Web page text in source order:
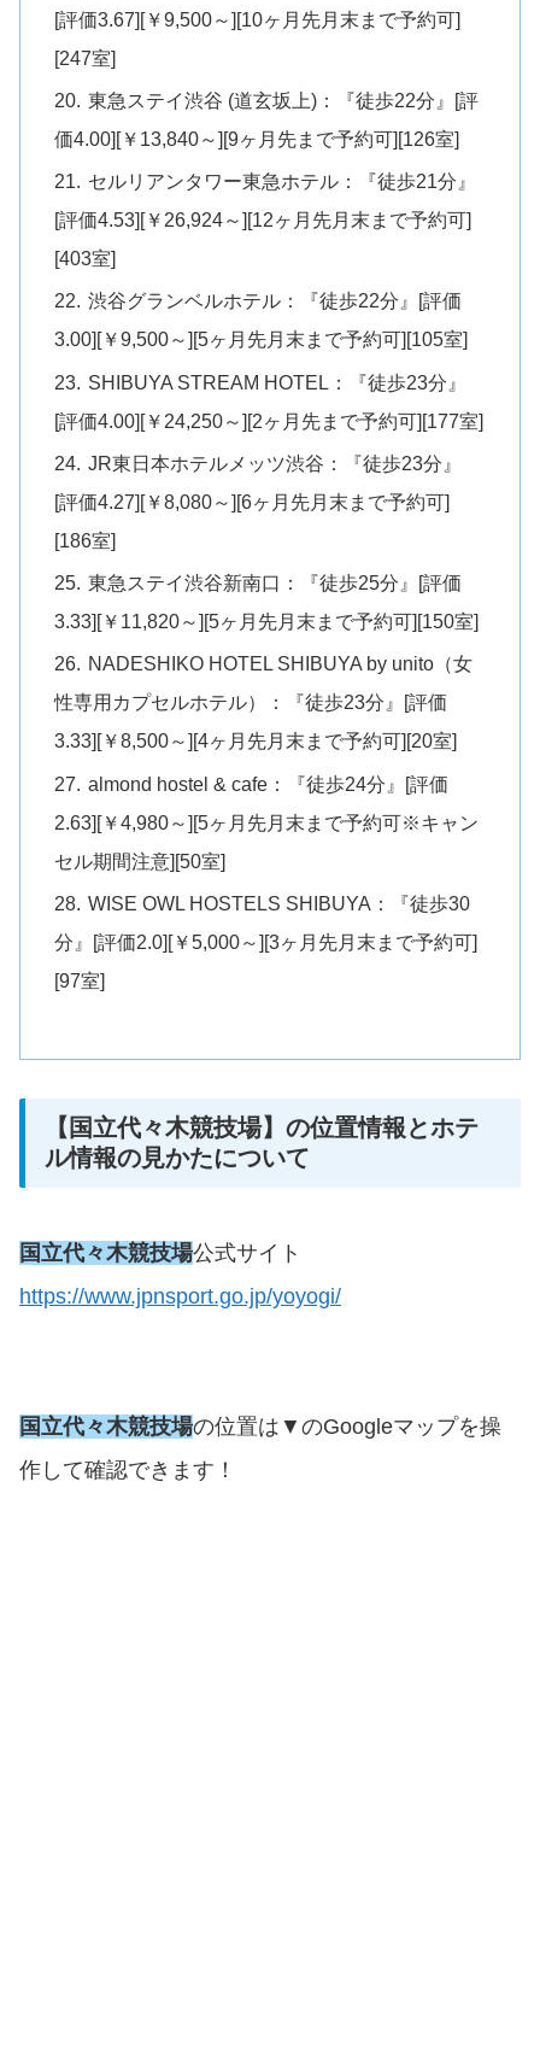
[評価3.67][￥9,500～][10ヶ月先月末まで予約可]
[247室]
東急ステイ渋谷 (道玄坂上)：『徒歩22分』[評
価4.00][￥13,840～][9ヶ月先まで予約可][126室]
セルリアンタワー東急ホテル：『徒歩21分』
[評価4.53][￥26,924～][12ヶ月先月末まで予約可]
[403室]
渋谷グランベルホテル：『徒歩22分』[評価
3.00][￥9,500～][5ヶ月先月末まで予約可][105室]
SHIBUYA STREAM HOTEL：『徒歩23分』
[評価4.00][￥24,250～][2ヶ月先まで予約可][177室]
JR東日本ホテルメッツ渋谷：『徒歩23分』
[評価4.27][￥8,080～][6ヶ月先月末まで予約可]
[186室]
東急ステイ渋谷新南口：『徒歩25分』[評価
3.33][￥11,820～][5ヶ月先月末まで予約可][150室]
NADESHIKO HOTEL SHIBUYA by unito（女
性専用カプセルホテル）：『徒歩23分』[評価
3.33][￥8,500～][4ヶ月先月末まで予約可][20室]
almond hostel & cafe：『徒歩24分』[評価
2.63][￥4,980～][5ヶ月先月末まで予約可※キャン
セル期間注意][50室]
WISE OWL HOSTELS SHIBUYA：『徒歩30
分』[評価2.0][￥5,000～][3ヶ月先月末まで予約可]
[97室]
【国立代々木競技場】の位置情報とホテ
ル情報の見かたについて
国立代々木競技場公式サイト
https://www.jpnsport.go.jp/yoyogi/
国立代々木競技場の位置は▼のGoogleマップを操
作して確認できます！